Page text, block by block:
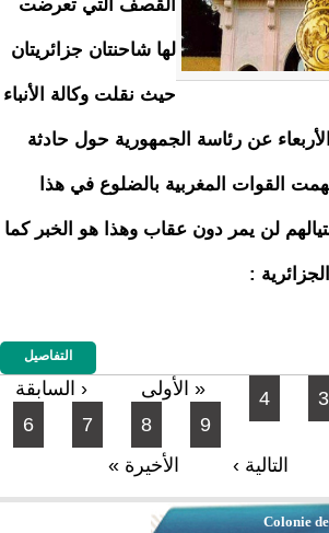
القصف التي تعرضت
لها شاحنتان جزائريتان
حيث نقلت وكالة الأنباء
الأربعاء عن رئاسة الجمهورية حول حادثة
واتهمت القوات المغربية بالضلوع في هذا
لن يمر دون عقاب وهذا هو الخبر كما
:
التفاصيل
« الأولى ‹ السابقة 3
4
6 7 8
9
التالية ›
الأخيرة »
Colonie